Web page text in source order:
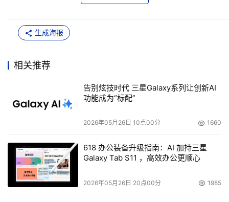
能, 闪电般的运转速度以及强大的处理力量,，在项目研发的
流产业的组群和部门，甚至最终落脚到个人终端用户。它整
台,也促进研发人员把更大精力投入到创新和产品开发中
去。
季度大规模量产
生成海报
相关推荐
告别炫技时代 三星Galaxy系列让创新AI
功能成为“标配”
2026年05月26日 10点00分 1660
618 办公装备升级指南：AI 加持三星
Galaxy Tab S11 ，高效办公更顺心
2026年05月26日 20点00分 1985